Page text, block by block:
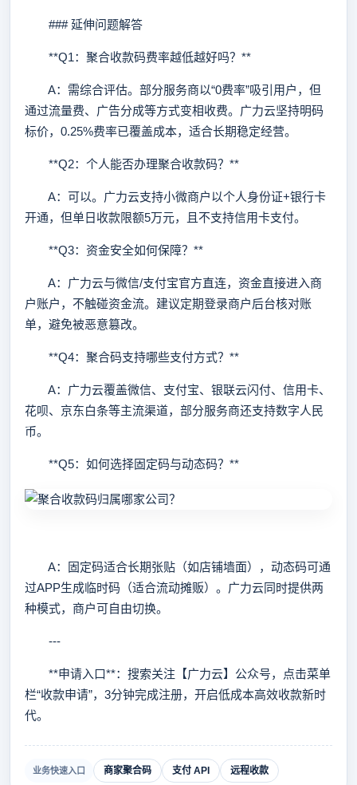
### 延伸问题解答
**Q1：聚合收款码费率越低越好吗？**
A：需综合评估。部分服务商以“0费率”吸引用户，但
通过流量费、广告分成等方式变相收费。广力云坚持明码
标价，0.25%费率已覆盖成本，适合长期稳定经营。
**Q2：个人能否办理聚合收款码？**
A：可以。广力云支持小微商户以个人身份证+银行卡
开通，但单日收款限额5万元，且不支持信用卡支付。
**Q3：资金安全如何保障？**
A：广力云与微信/支付宝官方直连，资金直接进入商
户账户，不触碰资金流。建议定期登录商户后台核对账
单，避免被恶意篡改。
**Q4：聚合码支持哪些支付方式？**
A：广力云覆盖微信、支付宝、银联云闪付、信用卡、
花呗、京东白条等主流渠道，部分服务商还支持数字人民
币。
**Q5：如何选择固定码与动态码？**
A：固定码适合长期张贴（如店铺墙面），动态码可通
过APP生成临时码（适合流动摊贩）。广力云同时提供两
种模式，商户可自由切换。
---
**申请入口**：搜索关注【广力云】公众号，点击菜单
栏“收款申请”，3分钟完成注册，开启低成本高效收款新时
代。
业务快速入口 商家聚合码 支付 API 远程收款